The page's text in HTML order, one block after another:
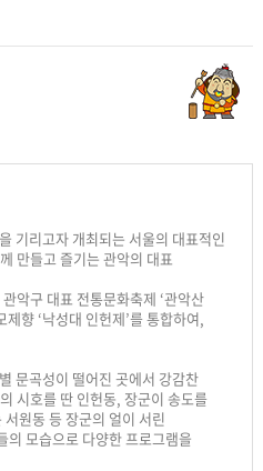
기리고자 개최되는 서울의 대표적인
만들고 즐기는 관악의 대표
악구 대표 전통문화축제 ‘관악산
향 ‘낙성대 인헌제’를 통합하여,
문곡성이 떨어진 곳에서 강감찬
시호를 딴 인헌동, 장군이 송도를
원동 등 장군의 얼이 서린
의 모습으로 다양한 프로그램을